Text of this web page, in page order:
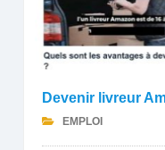
Devenir livreur
EMPLOI